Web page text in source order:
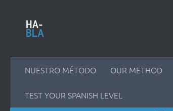
NUESTRO MÉTODO OUR METHOD
TEST YOUR SPANISH LEVEL